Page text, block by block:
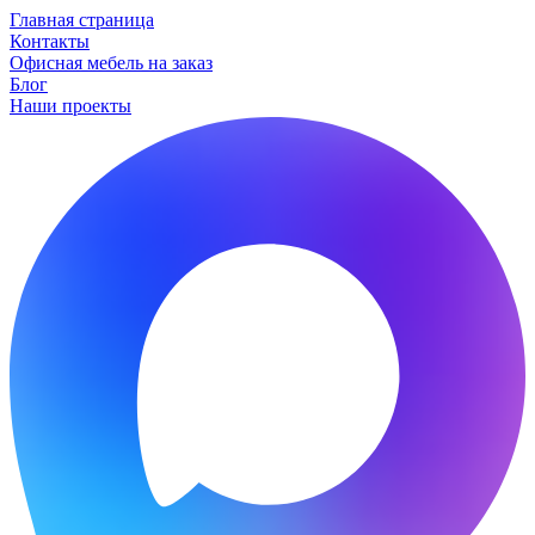
Главная страница
Контакты
Офисная мебель на заказ
Блог
Наши проекты